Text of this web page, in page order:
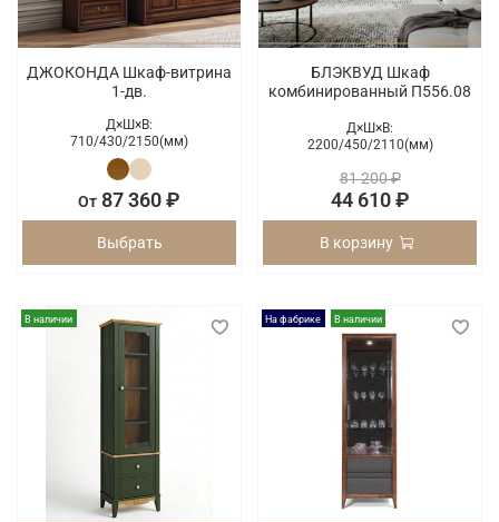
ДЖОКОНДА Шкаф-витрина
1-дв.
Д×Ш×В:
710/430/2150(мм)
От 87 360 ₽
Выбрать
БЛЭКВУД Шкаф
комбинированный П556.08
Д×Ш×В:
2200/450/2110(мм)
81 200 ₽
44 610 ₽
В корзину
В наличии На фабрике В наличии